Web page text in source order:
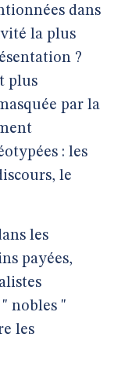
dans
la plus
?
plus
par la
: les
le
les
payées,
nobles "
les